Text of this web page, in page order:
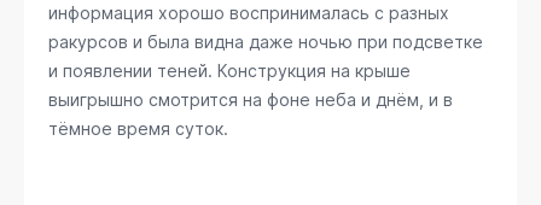
информация хорошо воспринималась с разных
ракурсов и была видна даже ночью при подсветке
и появлении теней. Конструкция на крыше
выигрышно смотрится на фоне неба и днём, и в
тёмное время суток.